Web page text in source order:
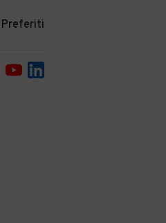
Preferiti